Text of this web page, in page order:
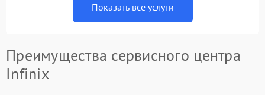
Показать все услуги
Преимущества сервисного центра
Infinix